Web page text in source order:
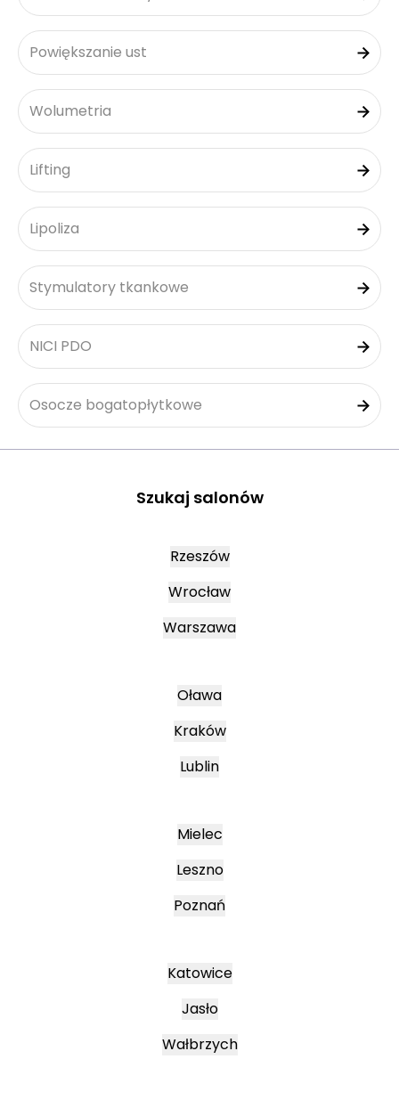
Powiększanie ust
Wolumetria
Lifting
Lipoliza
Stymulatory tkankowe
NICI PDO
Osocze bogatopłytkowe
Szukaj salonów
Rzeszów
Wrocław
Warszawa
Oława
Kraków
Lublin
Mielec
Leszno
Poznań
Katowice
Jasło
Wałbrzych